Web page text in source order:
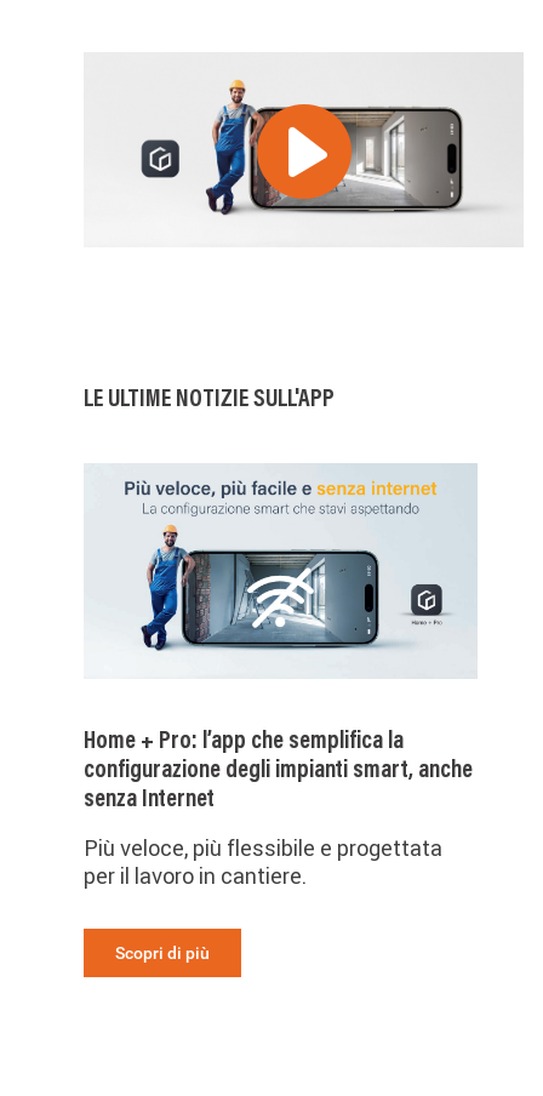
LE ULTIME NOTIZIE SULL'APP
Home + Pro: l’app che semplifica la
configurazione degli impianti smart, anche
senza Internet
Più veloce, più flessibile e progettata
per il lavoro in cantiere.
Scopri di più